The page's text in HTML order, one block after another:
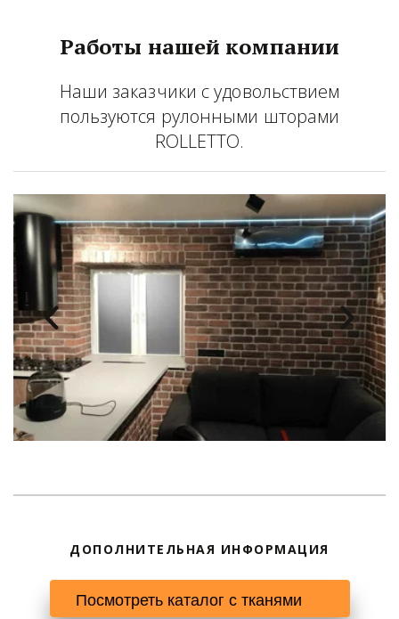
Работы нашей компании
Наши заказчики с удовольствием
пользуются рулонными шторами
ROLLETTO.
ДОПОЛНИТЕЛЬНАЯ ИНФОРМАЦИЯ
Посмотреть каталог с тканями